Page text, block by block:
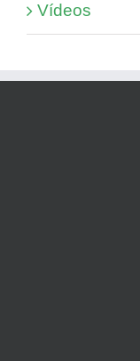
Vídeos